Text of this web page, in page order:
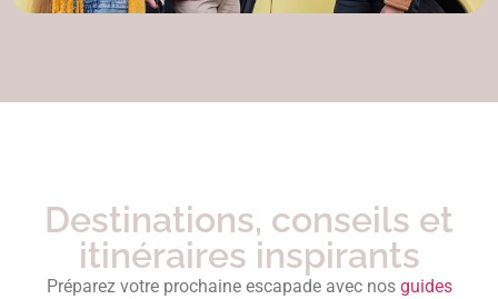
Destinations, conseils et
itinéraires inspirants
Préparez votre prochaine escapade avec nos guides